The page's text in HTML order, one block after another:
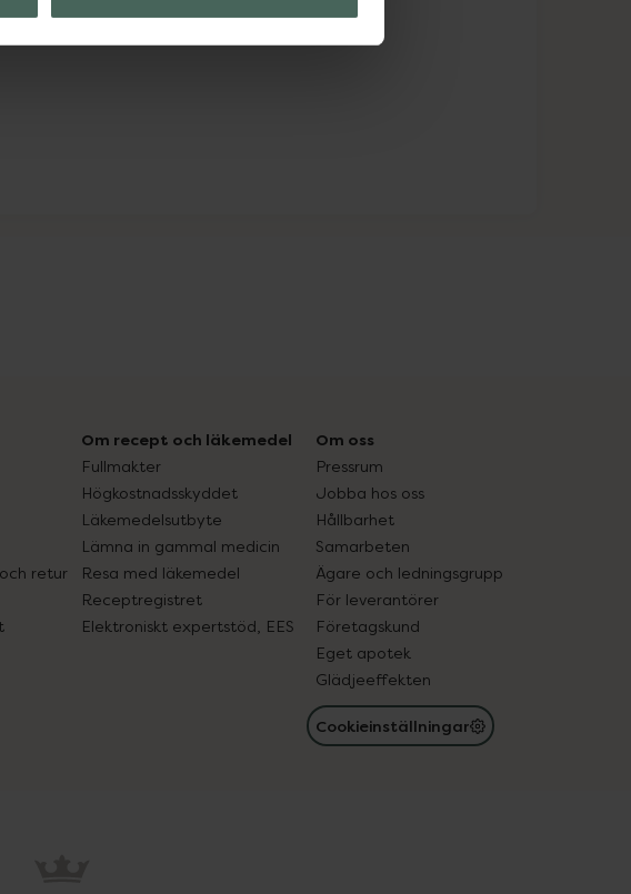
retur
Om recept och läkemedel
Fullmakter
Högkostnadsskyddet
Läkemedelsutbyte
Lämna in gammal medicin
Resa med läkemedel
Receptregistret
Elektroniskt expertstöd, EES
Om oss
Pressrum
Jobba hos oss
Hållbarhet
Samarbeten
Ägare och ledningsgrupp
För leverantörer
Företagskund
Eget apotek
Glädjeeffekten
Cookieinställningar